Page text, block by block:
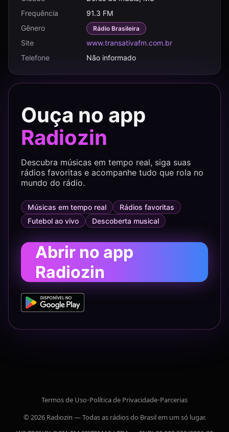
Frequência
91.3 FM
Gênero
Rádio Brasileira
Site
www.transativafm.com.br
Telefone
Não informado
Ouça no app
Radiozin
Descubra músicas em tempo real, siga suas
rádios favoritas e acompanhe tudo que rola no
mundo do rádio.
Músicas em tempo real
Rádios favoritas
Futebol ao vivo
Descoberta musical
Abrir no app
Radiozin
Termos de Uso•Política de Privacidade•Parcerias
© 2026 Radiozin — Todas as rádios do Brasil em um só lugar.